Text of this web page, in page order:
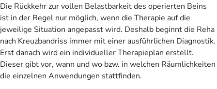
Die Rückkehr zur vollen Belastbarkeit des operierten Beins
ist in der Regel nur möglich, wenn die Therapie auf die
jeweilige Situation angepasst wird. Deshalb beginnt die Reha
nach Kreuzbandriss immer mit einer ausführlichen Diagnostik.
Erst danach wird ein individueller Therapieplan erstellt.
Dieser gibt vor, wann und wo bzw. in welchen Räumlichkeiten
die einzelnen Anwendungen stattfinden.